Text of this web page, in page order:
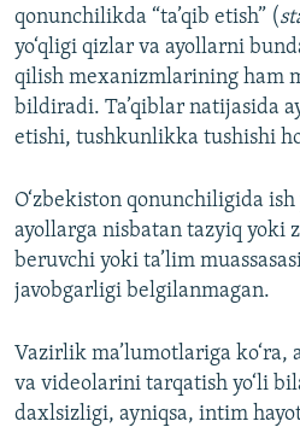
qonunchilikda “ta’qib etish” (
yo‘qligi qizlar va ayollarni
qilish mexanizmlarining ham
bildiradi. Ta’qiblar natijasida
etishi, tushkunlikka tushishi
O‘zbekiston qonunchiligida ish
ayollarga nisbatan tazyiq yoki
beruvchi yoki ta’lim
javobgarligi belgilanmagan.
Vazirlik ma’lumotlariga
va videolarini tarqatish yo‘li
daxlsizligi, ayniqsa, intim